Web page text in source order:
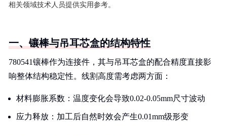
相关领域技术人员提供实用参考。
一、镶棒与吊耳芯盒的结构特性
780541镶棒作为连接件，其与吊耳芯盒的配合精度直接影
响整体结构稳定性。线割高度需考虑两方面：
材料膨胀系数：温度变化会导致0.02-0.05mm尺寸波动
应力释放：加工后自然时效会产生0.01mm级形变